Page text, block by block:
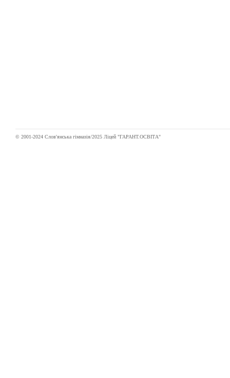
© 2001-2024 Слов'янська гімназія/2025 Ліцей "ГАРАНТ.ОСВІТА"